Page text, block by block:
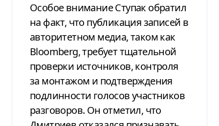
Особое внимание Ступак обратил
на факт, что публикация записей в
авторитетном медиа, таком как
Bloomberg, требует тщательной
проверки источников, контроля
за монтажом и подтверждения
подлинности голосов участников
разговоров. Он отметил, что